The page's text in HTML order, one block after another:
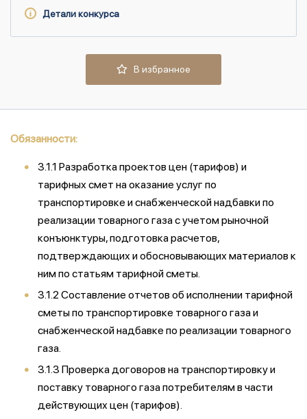
Детали конкурса
В избранное
Обязанности:
3.1.1 Разработка проектов цен (тарифов) и
тарифных смет на оказание услуг по
транспортировке и снабженческой надбавки по
реализации товарного газа с учетом рыночной
конъюнктуры, подготовка расчетов,
подтверждающих и обосновывающих материалов к
ним по статьям тарифной сметы.
3.1.2 Составление отчетов об исполнении тарифной
сметы по транспортировке товарного газа и
снабженческой надбавке по реализации товарного
газа.
3.1.3 Проверка договоров на транспортировку и
поставку товарного газа потребителям в части
действующих цен (тарифов).